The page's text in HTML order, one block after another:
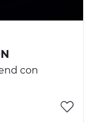
con